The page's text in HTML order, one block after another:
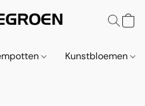
Kunstbloemen